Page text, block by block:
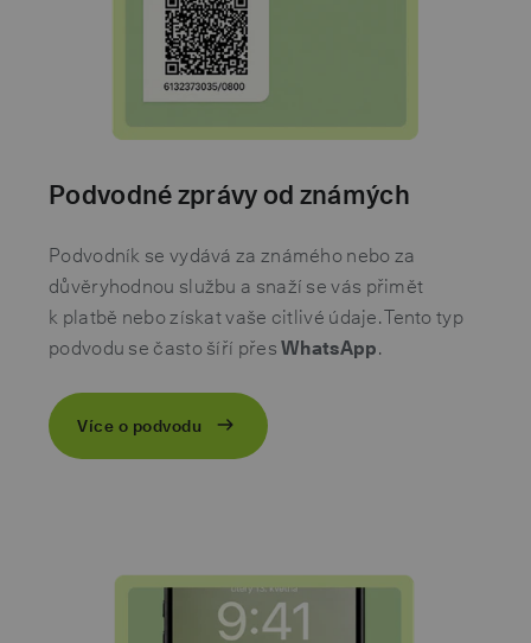
Podvodné zprávy od známých
Podvodník se vydává za známého nebo za
důvěryhodnou službu a snaží se vás přimět
k platbě nebo získat vaše citlivé údaje. Tento typ
podvodu se často šíří přesWhatsApp.
Více o podvodu